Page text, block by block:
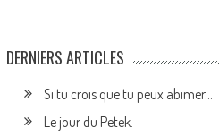
DERNIERS ARTICLES
Si tu crois que tu peux abimer…
Le jour du Petek.